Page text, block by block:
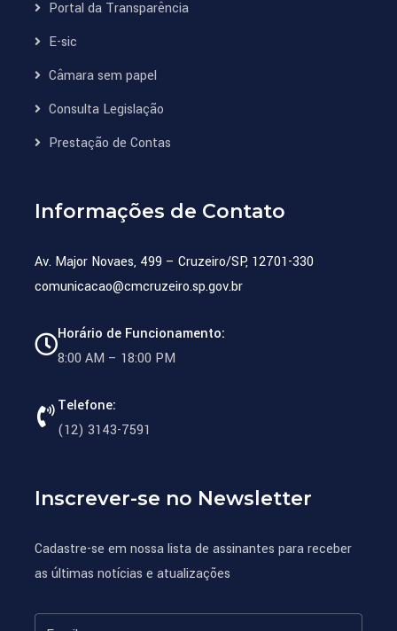
Portal da Transparência
E-sic
Câmara sem papel
Consulta Legislação
Prestação de Contas
Informações de Contato
Av. Major Novaes, 499 – Cruzeiro/SP, 12701-330
comunicacao@cmcruzeiro.sp.gov.br
Horário de Funcionamento:
8:00 AM – 18:00 PM
Telefone:
(12) 3143-7591
Inscrever-se no Newsletter
Cadastre-se em nossa lista de assinantes para receber
as últimas notícias e atualizações